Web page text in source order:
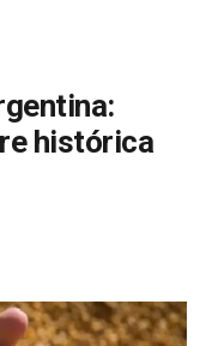
histórica